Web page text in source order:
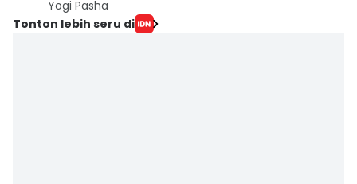
Yogi Pasha
Tonton lebih seru di